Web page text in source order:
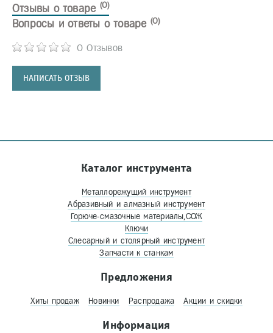
Отзывы о товаре (0)
0 Отзывов
НАПИСАТЬ ОТЗЫВ
Вопросы и ответы о товаре (0)
Каталог инструмента
Металлорежущий инструмент
Абразивный и алмазный инструмент
Горюче-смазочные материалы,СОЖ
Ключи
Слесарный и столярный инструмент
Запчасти к станкам
Предложения
Хиты продаж Новинки Распродажа Акции и скидки
Информация